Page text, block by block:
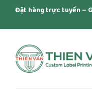
Đặt hàng trực tuyến –